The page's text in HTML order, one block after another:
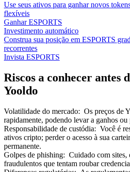
Use seus ativos para ganhar novos
flexíveis
Ganhar ESPORTS
Investimento automático
Construa sua posição em ESPORTS
recorrentes
Invista ESPORTS
Riscos a conhecer antes
Yooldo
Volatilidade do mercado: Os preços de
rapidamente, podendo levar a ganhos
Responsabilidade de custódia: Você é
ativos cripto; perder o acesso à sua
permanente.
Golpes de phishing: Cuidado com sites,
fraudulentos que tentam roubar